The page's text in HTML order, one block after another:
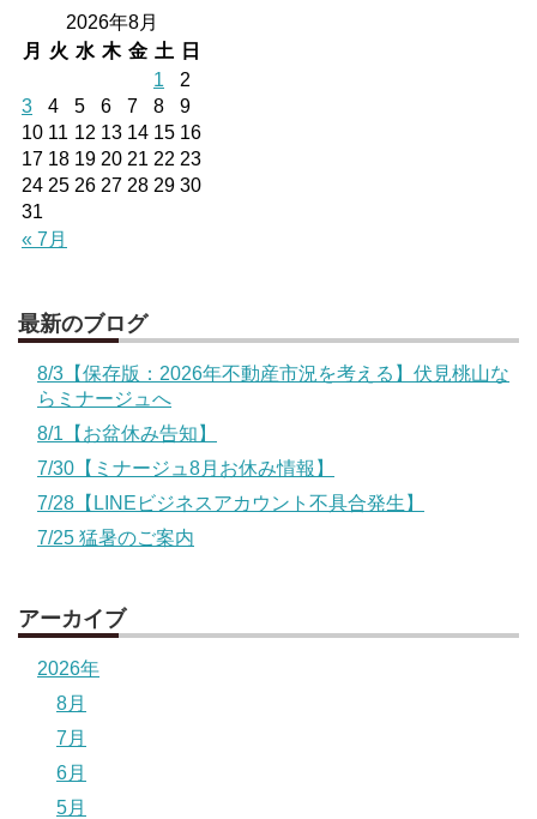
2026年8月
月
火 水 木 金 土 日
« 7月
1
2
3
4 5 6 7 8
9
10 11 12 13 14 15 16
17 18 19 20 21 22 23
24 25 26 27 28 29 30
31
最新のブログ
8/3【保存版：2026年不動産市況を考える】伏見桃山な
らミナージュへ
8/1【お盆休み告知】
7/30【ミナージュ8月お休み情報】
7/28【LINEビジネスアカウント不具合発生】
7/25 猛暑のご案内
アーカイブ
2026年
8月
7月
6月
5月